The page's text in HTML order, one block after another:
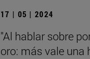
17 | 05 | 2024
"Al hablar sobre
oro: más vale una